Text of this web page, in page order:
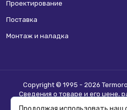
Проектирование
Поставка
Монтаж и наладка
Copyright © 1995 - 2026
Сведения о товаре и его цене,